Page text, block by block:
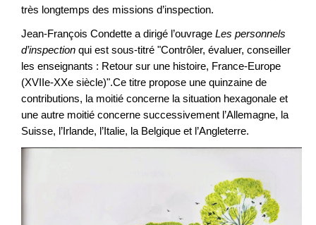
très longtemps des missions d’inspection.
Jean-François Condette a dirigé l’ouvrage Les personnels
d’inspection qui est sous-titré "Contrôler, évaluer, conseiller
les enseignants : Retour sur une histoire, France-Europe
(XVIIe-XXe siècle)".Ce titre propose une quinzaine de
contributions, la moitié concerne la situation hexagonale et
une autre moitié concerne successivement l’Allemagne, la
Suisse, l’Irlande, l’Italie, la Belgique et l’Angleterre.